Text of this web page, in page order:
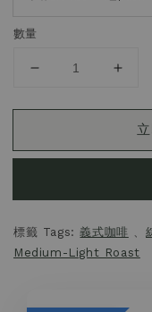
數量
標籤 Tags:義式咖啡 、
Medium-Light Roast